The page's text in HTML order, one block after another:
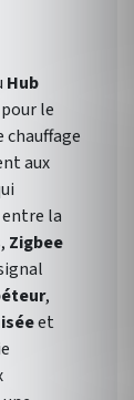
Hub
le
chauffage
aux
la
Zigbee
,
et